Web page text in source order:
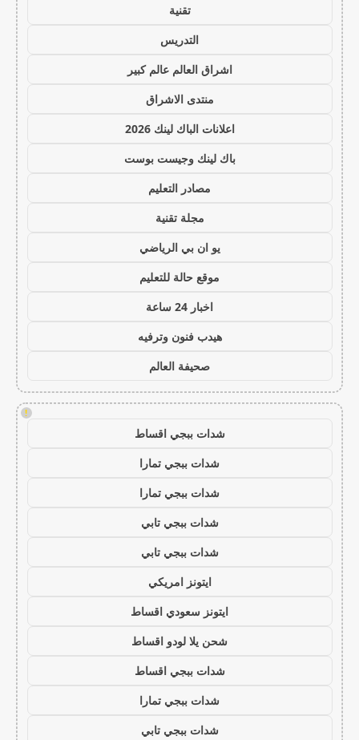
تقنية
التدريس
اشراق العالم عالم كبير
منتدى الاشراق
اعلانات الباك لينك 2026
باك لينك وجيست بوست
مصادر التعليم
مجلة تقنية
يو ان بي الرياضي
موقع حالة للتعليم
اخبار 24 ساعة
هيدب فنون وترفيه
صحيفة العالم
!
شدات ببجي اقساط
شدات ببجي تمارا
شدات ببجي تمارا
شدات ببجي تابي
شدات ببجي تابي
ايتونز امريكي
ايتونز سعودي اقساط
شحن يلا لودو اقساط
شدات ببجي اقساط
شدات ببجي تمارا
شدات ببجي تابي